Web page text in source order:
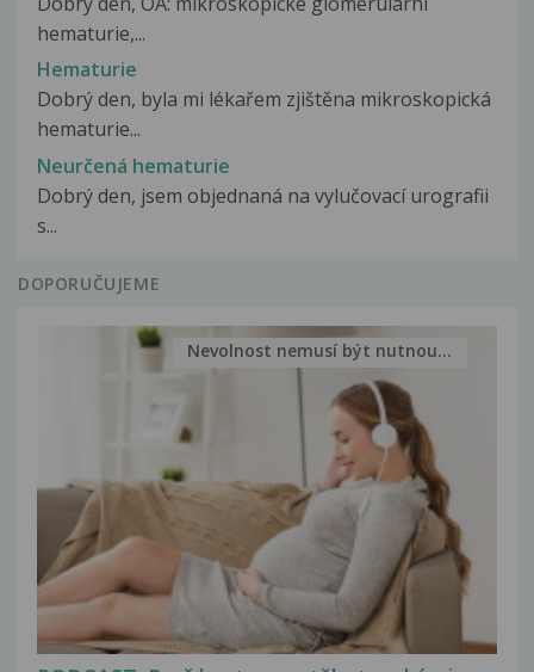
hematurie,...
Hematurie
Dobrý den, byla mi lékařem zjištěna mikroskopická
hematurie...
Neurčená hematurie
Dobrý den, jsem objednaná na vylučovací urografii
s...
DOPORUČUJEME
Nevolnost nemusí být nutnou...